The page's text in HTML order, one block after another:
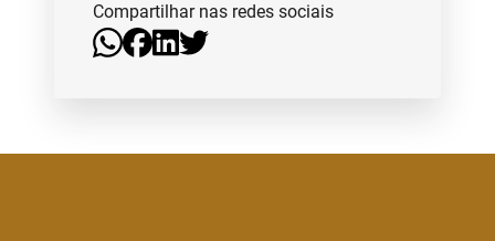
Compartilhar nas redes sociais